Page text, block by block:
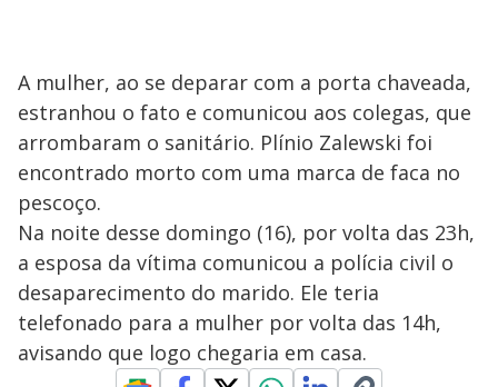
A mulher, ao se deparar com a porta chaveada,
estranhou o fato e comunicou aos colegas, que
arrombaram o sanitário. Plínio Zalewski foi
encontrado morto com uma marca de faca no
pescoço.
Na noite desse domingo (16), por volta das 23h,
a esposa da vítima comunicou a polícia civil o
desaparecimento do marido. Ele teria
telefonado para a mulher por volta das 14h,
avisando que logo chegaria em casa.